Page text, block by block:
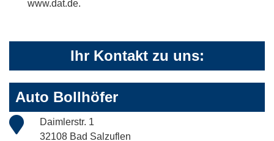
www.dat.de.
Ihr Kontakt zu uns:
Auto Bollhöfer
Daimlerstr. 1
32108 Bad Salzuflen